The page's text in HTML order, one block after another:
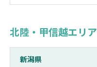
北陸・甲信越エリア
新潟県